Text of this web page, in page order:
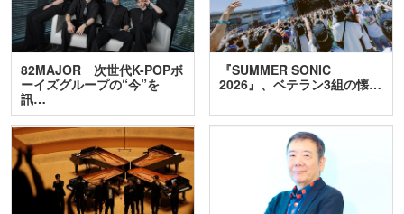
82MAJOR 次世代K-POPボ
ーイズグループの“今”を
訊…
『SUMMER SONIC
2026』、ベテラン3組の懐…